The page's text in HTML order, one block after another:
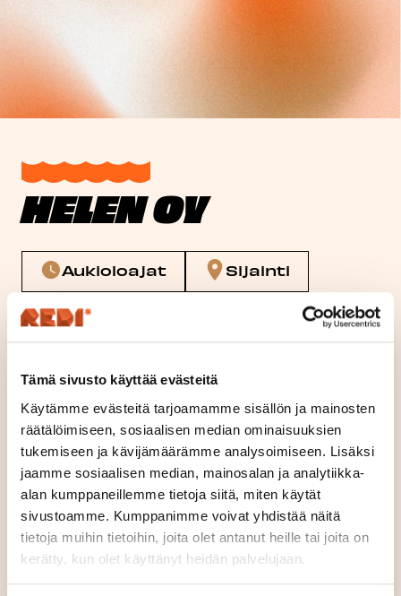
Tämä sivusto käyttää evästeitä
Käytämme evästeitä tarjoamamme sisällön ja mainosten
räätälöimiseen, sosiaalisen median ominaisuuksien
tukemiseen ja kävijämäärämme analysoimiseen. Lisäksi
jaamme sosiaalisen median, mainosalan ja analytiikka-
alan kumppaneillemme tietoja siitä, miten käytät
sivustoamme. Kumppanimme voivat yhdistää näitä
tietoja muihin tietoihin, joita olet antanut heille tai joita on
kerätty, kun olet käyttänyt heidän palvelujaan.
HELEN OY
Aukioloajat Sijainti
Kerros
Avoinna tänään
S
u
l
j
e
t
Suljettu
Aukioloajat
Ma - Pe10-20
La10-18
Su12-18